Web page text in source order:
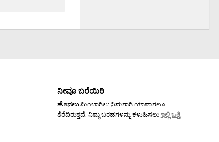
ನೀವೂ ಬರೆಯಿರಿ
ಹೊನಲುಮಿಂಬಾಗಿಲು ನಿಮಗಾಗಿ ಯಾವಾಗಲೂ
ತೆರೆದಿರುತ್ತದೆ. ನಿಮ್ಮ ಬರಹಗಳನ್ನು ಕಳುಹಿಸಲುಇಲ್ಲಿ ಒತ್ತಿ.